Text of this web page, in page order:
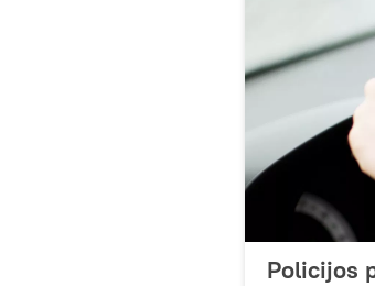
Policijos